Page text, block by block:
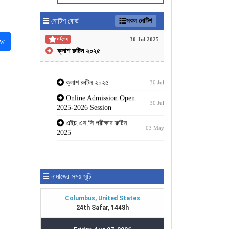
নোটিশ বোর্ড সকল নোটিশ
সর্বশেষ 30 Jul 2025
ক্লাশ রুটিন ২০২৫
Online Admission Open
2025-2026 Session
এইচ.এস.সি পরীক্ষার রুটিন
2025
নামাজের সময় সূচি